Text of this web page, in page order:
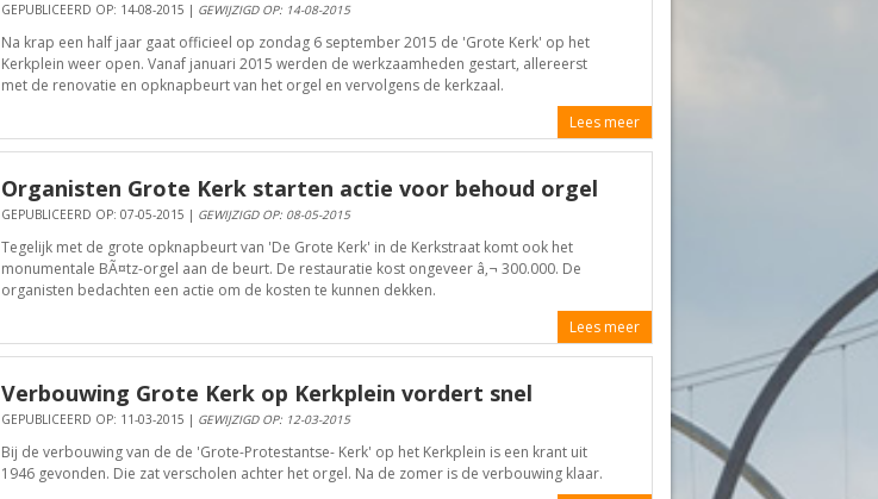
GEPUBLICEERD OP: 14-08-2015 | GEWIJZIGD OP: 14-08-2015
Na krap een half jaar gaat officieel op zondag 6 september 2015 de 'Grote Kerk' op het
Kerkplein weer open. Vanaf januari 2015 werden de werkzaamheden gestart, allereerst
met de renovatie en opknapbeurt van het orgel en vervolgens de kerkzaal.
Lees meer
Organisten Grote Kerk starten actie voor behoud orgel
GEPUBLICEERD OP: 07-05-2015 | GEWIJZIGD OP: 08-05-2015
Tegelijk met de grote opknapbeurt van 'De Grote Kerk' in de Kerkstraat komt ook het
monumentale BÃ¤tz-orgel aan de beurt. De restauratie kost ongeveer â‚¬ 300.000. De
organisten bedachten een actie om de kosten te kunnen dekken.
Lees meer
Verbouwing Grote Kerk op Kerkplein vordert snel
GEPUBLICEERD OP: 11-03-2015 | GEWIJZIGD OP: 12-03-2015
Bij de verbouwing van de de 'Grote-Protestantse- Kerk' op het Kerkplein is een krant uit
1946 gevonden. Die zat verscholen achter het orgel. Na de zomer is de verbouwing klaar.